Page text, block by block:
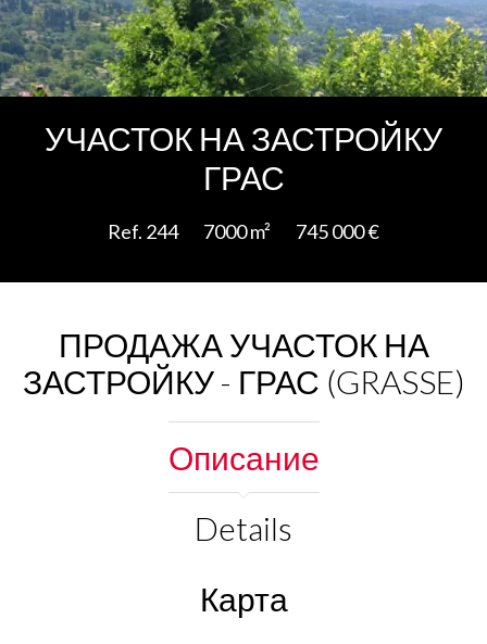
УЧАСТОК НА ЗАСТРОЙКУ
ГРАС
Ref. 244 7000 m² 745 000 €
ПРОДАЖА УЧАСТОК НА
ЗАСТРОЙКУ - ГРАС (GRASSE)
Описание
Details
Карта